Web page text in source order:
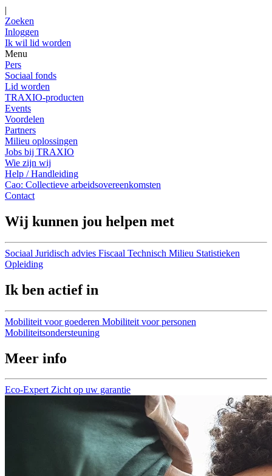
|
Zoeken
Inloggen
Ik wil lid worden
Menu
Pers
Sociaal fonds
Lid worden
TRAXIO-producten
Events
Voordelen
Partners
Milieu oplossingen
Jobs bij TRAXIO
Wie zijn wij
Help / Handleiding
Cao: Collectieve arbeidsovereenkomsten
Contact
Wij kunnen jou helpen met
Sociaal Juridisch advies Fiscaal Technisch Milieu Statistieken
Opleiding
Ik ben actief in
Mobiliteit voor goederen Mobiliteit voor personen
Mobiliteitsondersteuning
Meer info
Eco-Expert Zicht op uw garantie